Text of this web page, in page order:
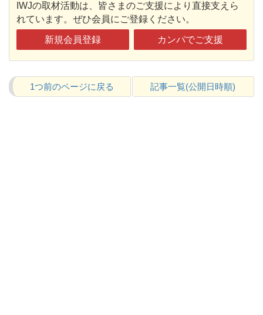
IWJの取材活動は、皆さまのご支援により直接支えら
れています。ぜひ会員にご登録ください。
新規会員登録 カンパでご支援
1つ前のページに戻る 記事一覧(公開日時順)